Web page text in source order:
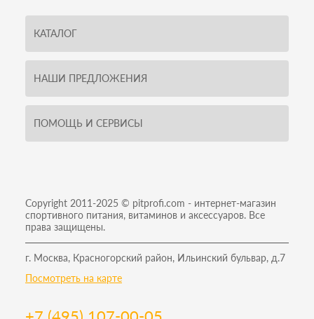
КАТАЛОГ
НАШИ ПРЕДЛОЖЕНИЯ
ПОМОЩЬ И СЕРВИСЫ
Copyright 2011-2025 © pitprofi.com - интернет-магазин
спортивного питания, витаминов и аксессуаров. Все
права защищены.
г. Москва, Красногорский район, Ильинский бульвар, д.7
Посмотреть на карте